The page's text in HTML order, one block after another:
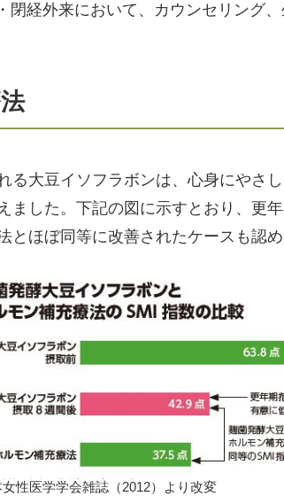
閉経外来において、カウンセリング
る大豆イソフラボンは、心身にやさ
ました。下記の図に示すとおり、更
とほぼ同等に改善されたケースも認め
性医学学会雑誌（2012）より改変